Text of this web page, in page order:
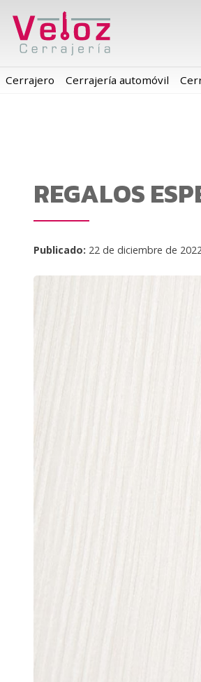
Cerrajero Cerrajería automóvil
REGALOS
Publicado: 22 de diciembre de